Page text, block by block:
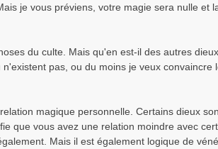
je vous préviens, votre magie sera nulle et
du culte. Mais qu'en est-il des autres
pas, ou du moins je veux convaincre
magique personnelle. Certains dieux
que vous avez une relation moindre avec
Mais il est également logique de